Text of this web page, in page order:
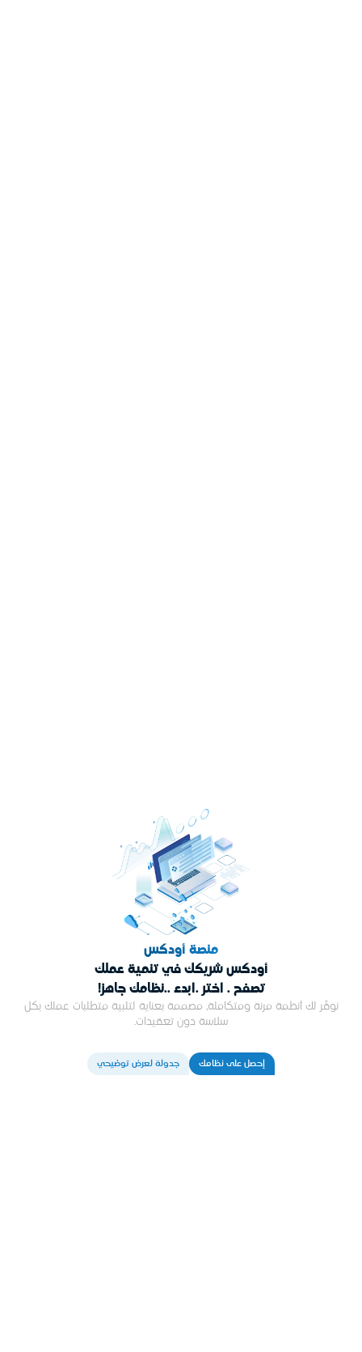
منصة أودكس
أودكس شريكك في تنمية عملك
تصفح . اختر .ابدء ..نظامك جاهز!
نوفّر لك أنظمة مرنة ومتكاملة، مصممة بعناية لتلبية متطلبات عملك بكل
سلاسة دون تعقيدات.
إحصل على نظامك جدولة لعرض توضيحي